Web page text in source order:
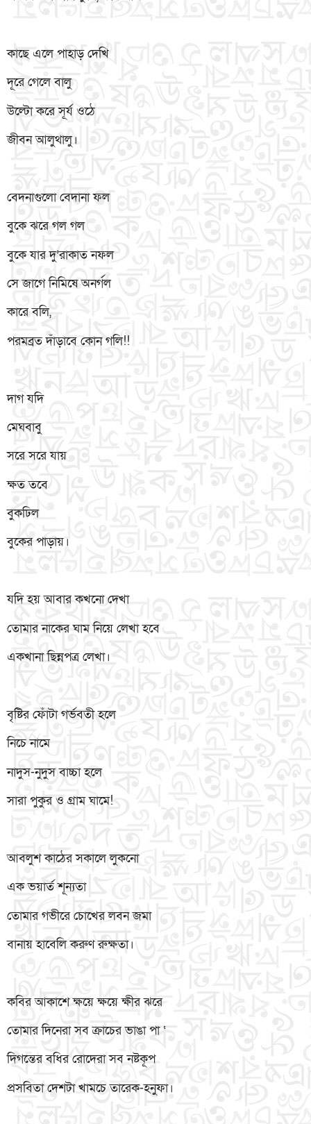
কাছে এলে পাহাড় দেখি
দূরে গেলে বালু
উল্টো করে সূর্য ওঠে
জীবন আলুথালু।
বেদনাগুলো বেদানা ফল
বুকে ঝরে গল গল
বুকে যার দু’রাকাত নফল
সে জাগে নিমিষে অনর্গল
কারে বলি,
পরমব্রত দাঁড়াবে কোন গলি!!
দাগ যদি
মেঘবাবু
সরে সরে যায়
ক্ষত তবে
বুকঢিল
বুকের পাড়ায়।
যদি হয় আবার কখনো দেখা
তোমার নাকের ঘাম নিয়ে লেখা হবে
একখানা ছিন্নপত্র লেখা।
বৃষ্টির ফোঁটা গর্ভবতী হলে
নিচে নামে
নাদুস-নুদুস বাচ্চা হলে
সারা পুকুর ও গ্রাম ঘামে!
আবলুশ কাঠের সকালে লুকনো
এক ভয়ার্ত শূন্যতা
তোমার গভীরে চোখের লবন জমা
বানায় হাবেলি করুণ রুক্ষতা।
কবির আকাশে ক্ষয়ে ক্ষয়ে ক্ষীর ঝরে
তোমার দিনেরা সব ক্রাচের ভাঙা পা ‘
দিগন্তের বধির রোদেরা সব নষ্টকূপ
প্রসবিতা দেশটা খামচে তারেক-হনুফা।